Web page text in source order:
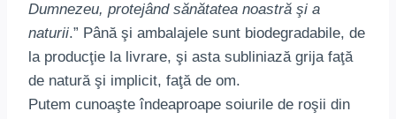
Dumnezeu, protejând sănătatea noastră şi a
naturii.” Până şi ambalajele sunt biodegradabile, de
la producţie la livrare, şi asta subliniază grija faţă
de natură şi implicit, faţă de om.
Putem cunoaşte îndeaproape soiurile de roşii din